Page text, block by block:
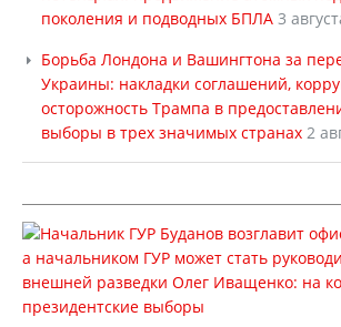
поколения и подводных БПЛА 3
Борьба Лондона и Вашингтона за
Украины: накладки соглашений,
осторожность Трампа в
выборы в трех значимых странах 2